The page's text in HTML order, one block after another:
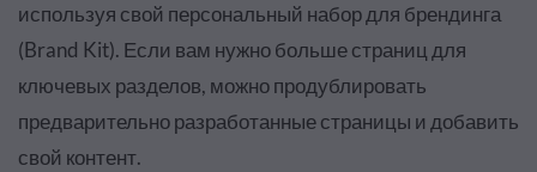
используя свой персональный набор для брендинга
(Brand Kit). Если вам нужно больше страниц для
ключевых разделов, можно продублировать
предварительно разработанные страницы и добавить
свой контент.